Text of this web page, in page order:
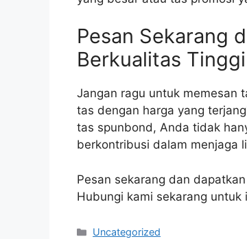
Pesan Sekarang
Berkualitas Tinggi
Jangan ragu untuk memesan
tas dengan harga yang
tas spunbond, Anda tidak
berkontribusi dalam menjaga
Pesan sekarang dan
Hubungi kami sekarang
Categories
Uncategorized